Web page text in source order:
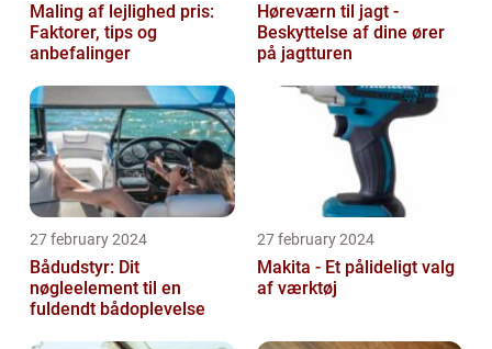
Maling af lejlighed pris:
Faktorer, tips og
anbefalinger
Høreværn til jagt -
Beskyttelse af dine ører
på jagtturen
27 february 2024
Bådudstyr: Dit
nøgleelement til en
fuldendt bådoplevelse
27 february 2024
Makita - Et pålideligt valg
af værktøj